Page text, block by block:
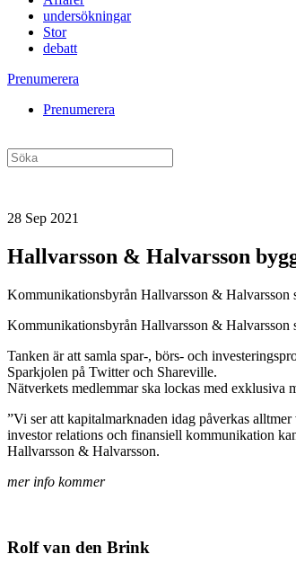
undersökningar
Stor
debatt
Prenumerera
Prenumerera
28 Sep 2021
Hallvarsson & Halvarsson
Kommunikationsbyrån Hallvarsson & Halvarsson
Kommunikationsbyrån Hallvarsson & Halvarsson
Tanken är att samla spar-, börs- och
Sparkjolen på Twitter och Shareville.
Nätverkets medlemmar ska lockas med exklusiva
”Vi ser att kapitalmarknaden idag påverkas
investor relations och finansiell kommunikation
Hallvarsson & Halvarsson.
mer info kommer
Rolf van den Brink